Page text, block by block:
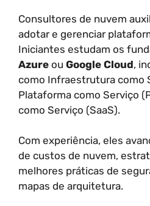
Consultores de nuvem
adotar e gerenciar
Iniciantes estudam os
Azure ou Google Cloud,
como Infraestrutura como
Plataforma como Serviço
como Serviço (SaaS).
Com experiência, eles
de custos de nuvem,
melhores práticas de
mapas de arquitetura.